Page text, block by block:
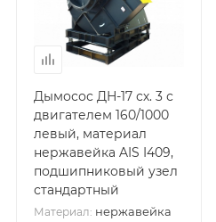
Дымосос ДН-17 сх. 3 с
двигателем 160/1000
левый, материал
нержавейка AIS I409,
подшипниковый узел
стандартный
Материал: нержавейка